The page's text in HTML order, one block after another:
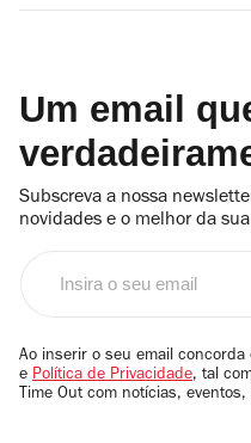
Um email
Subscreva a nossa
novidades e o melhor da
email
Ao inserir o seu email concorda
e Política de Privacidade, tal
Time Out com notícias,